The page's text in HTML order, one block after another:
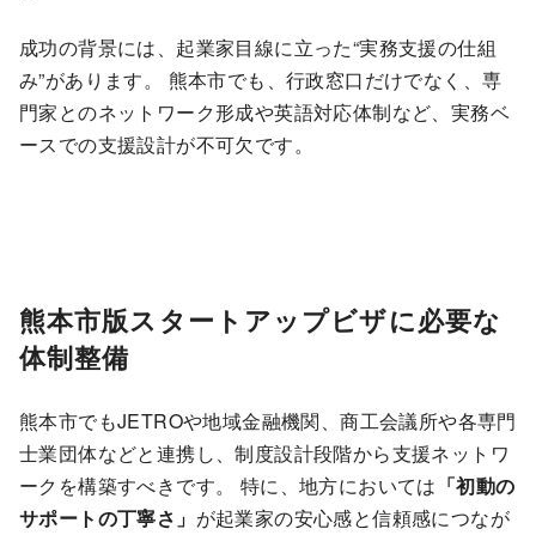
成功の背景には、起業家目線に立った“実務支援の仕組
み”があります。 熊本市でも、行政窓口だけでなく、専
門家とのネットワーク形成や英語対応体制など、実務ベ
ースでの支援設計が不可欠です。
熊本市版スタートアップビザに必要な
体制整備
熊本市でもJETROや地域金融機関、商工会議所や各専門
士業団体などと連携し、制度設計段階から支援ネットワ
ークを構築すべきです。 特に、地方においては 「初動の
サポートの丁寧さ」 が起業家の安心感と信頼感につなが